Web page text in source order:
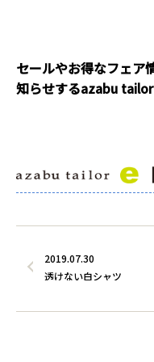
セールやお得なフェア
知らせするazabu
2019.07.30
透けない白シャツ